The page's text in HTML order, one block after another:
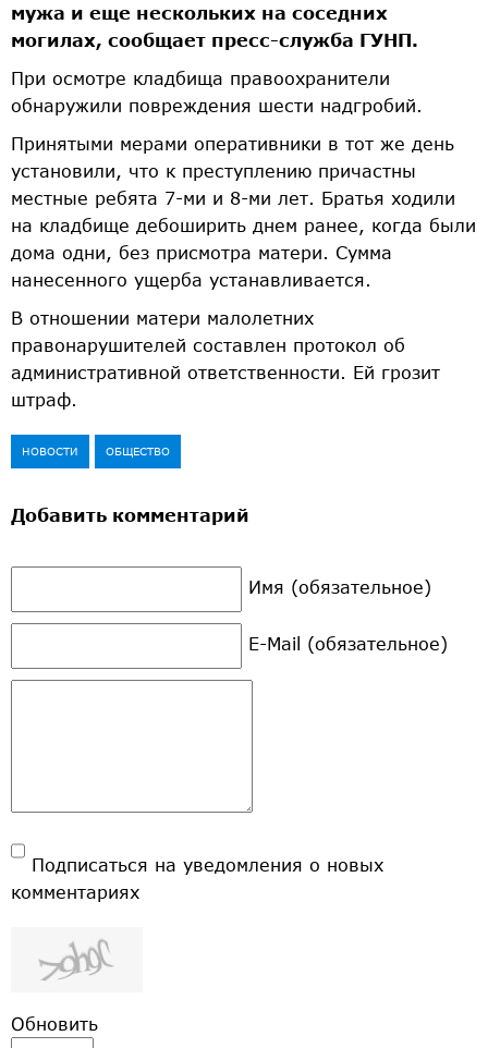
мужа и еще нескольких на соседних
могилах, сообщает пресс-служба ГУНП.
При осмотре кладбища правоохранители
обнаружили повреждения шести надгробий.
Принятыми мерами оперативники в тот же день
установили, что к преступлению причастны
местные ребята 7-ми и 8-ми лет. Братья ходили
на кладбище дебоширить днем ранее, когда были
дома одни, без присмотра матери. Сумма
нанесенного ущерба устанавливается.
В отношении матери малолетних
правонарушителей составлен протокол об
административной ответственности. Ей грозит
штраф.
НОВОСТИ ОБЩЕСТВО
Добавить комментарий
Имя (обязательное)
E-Mail (обязательное)
Подписаться на уведомления о новых
комментариях
Обновить